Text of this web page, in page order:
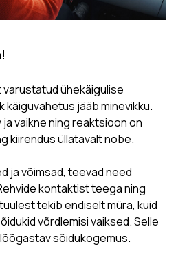
ühekäigulise
jääb minevikku.
vaikne ning reaktsioon on
kiirendus üllatavalt nobe.
ja võimsad, teevad need
kontaktist teega ning
tekib endiselt müra, kuid
võrdlemisi vaiksed. Selle
sõidukogemus.